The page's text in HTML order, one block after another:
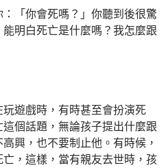
「你會死嗎？」你聽到後很驚
明白死亡是什麼嗎？我怎麼跟
遊戲時，有時甚至會扮演死
個話題，無論孩子提出什麼跟
興，也不要制止他。有時候，
，這樣，當有親友去世時，孩